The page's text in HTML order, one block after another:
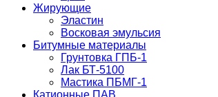
Жирующие
Эластин
Восковая эмульсия
Битумные материалы
Грунтовка ГПБ-1
Лак БТ-5100
Мастика ПБМГ-1
Катионные ПАВ